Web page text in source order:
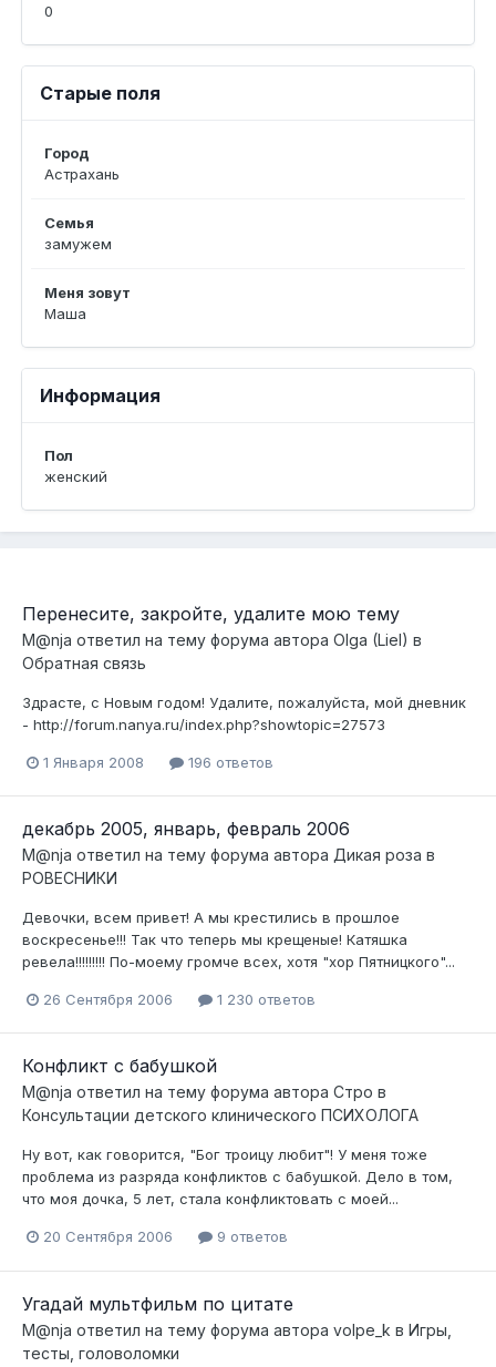
0
Старые поля
Город
Астрахань
Семья
замужем
Меня зовут
Маша
Информация
Пол
женский
Перенесите, закройте, удалите мою тему
M@nja ответил на тему форума автора Olga (Liel) в
Обратная связь
Здрасте, с Новым годом! Удалите, пожалуйста, мой дневник
- http://forum.nanya.ru/index.php?showtopic=27573
1 Января 2008 196 ответов
декабрь 2005, январь, февраль 2006
M@nja ответил на тему форума автора Дикая роза в
РОВЕСНИКИ
Девочки, всем привет! А мы крестились в прошлое
воскресенье!!! Так что теперь мы крещеные! Катяшка
ревела!!!!!!!!! По-моему громче всех, хотя "хор Пятницкого"...
26 Сентября 2006 1 230 ответов
Конфликт с бабушкой
M@nja ответил на тему форума автора Стро в
Консультации детского клинического ПСИХОЛОГА
Ну вот, как говорится, "Бог троицу любит"! У меня тоже
проблема из разряда конфликтов с бабушкой. Дело в том,
что моя дочка, 5 лет, стала конфликтовать с моей...
20 Сентября 2006 9 ответов
Угадай мультфильм по цитате
M@nja ответил на тему форума автора volpe_k в Игры,
тесты, головоломки